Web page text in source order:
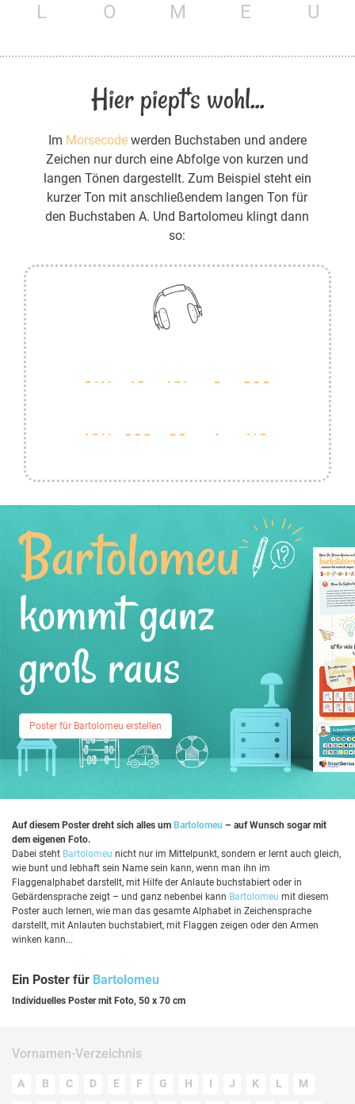
L O M E U
Hier piept's wohl...
Im Morsecodewerden Buchstaben und andere
Zeichen nur durch eine Abfolge von kurzen und
langen Tönen dargestellt. Zum Beispiel steht ein
kurzer Ton mit anschließendem langen Ton für
den Buchstaben A. Und Bartolomeu klingt dann
so:
Bartolomeu
kommt ganz
groß raus
Poster für Bartolomeu erstellen
Auf diesem Poster dreht sich alles um Bartolomeu – auf Wunsch sogar mit
dem eigenen Foto.
Dabei steht Bartolomeu nicht nur im Mittelpunkt, sondern er lernt auch gleich,
wie bunt und lebhaft sein Name sein kann, wenn man ihn im
Flaggenalphabet darstellt, mit Hilfe der Anlaute buchstabiert oder in
Gebärdensprache zeigt – und ganz nebenbei kann Bartolomeu mit diesem
Poster auch lernen, wie man das gesamte Alphabet in Zeichensprache
darstellt, mit Anlauten buchstabiert, mit Flaggen zeigen oder den Armen
winken kann...
Ein Poster für Bartolomeu
Individuelles Poster mit Foto, 50 x 70 cm
Vornamen-Verzeichnis
A B C D E F G H I J K L M